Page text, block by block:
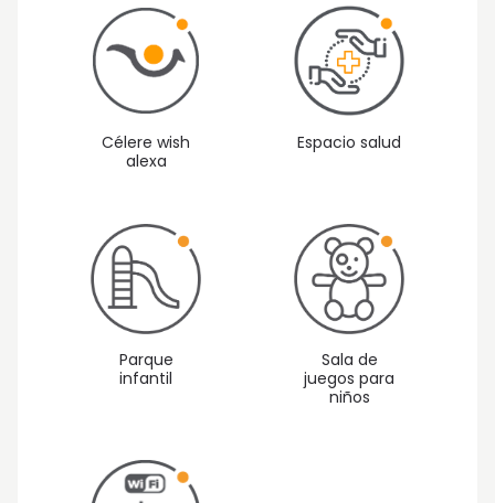
Célere wish
alexa
Espacio salud
Parque
infantil
Sala de
juegos para
niños